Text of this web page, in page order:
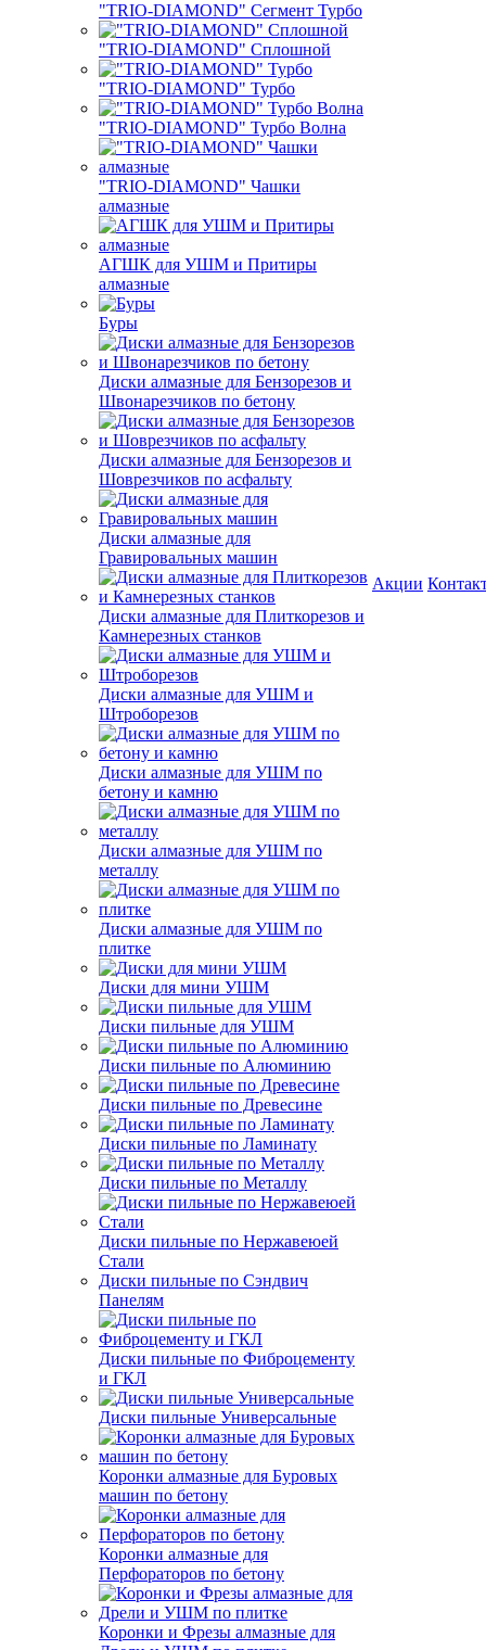
"TRIO-DIAMOND" Сегмент Турбо
"TRIO-DIAMOND" Сплошной
"TRIO-DIAMOND" Турбо
"TRIO-DIAMOND" Турбо Волна
"TRIO-DIAMOND" Чашки
алмазные
АГШК для УШМ и Притиры
алмазные
Буры
Диски алмазные для Бензорезов и
Швонарезчиков по бетону
Диски алмазные для Бензорезов и
Шоврезчиков по асфальту
Диски алмазные для
Гравировальных машин
Диски алмазные для Плиткорезов и
Камнерезных станков
Диски алмазные для УШМ и
Штроборезов
Диски алмазные для УШМ по
бетону и камню
Диски алмазные для УШМ по
металлу
Диски алмазные для УШМ по
плитке
Диски для мини УШМ
Диски пильные для УШМ
Диски пильные по Алюминию
Диски пильные по Древесине
Диски пильные по Ламинату
Диски пильные по Металлу
Диски пильные по Нержавеюей
Стали
Диски пильные по Сэндвич
Панелям
Диски пильные по Фиброцементу
и ГКЛ
Диски пильные Универсальные
Коронки алмазные для Буровых
машин по бетону
Коронки алмазные для
Перфораторов по бетону
Коронки и Фрезы алмазные для
Акции